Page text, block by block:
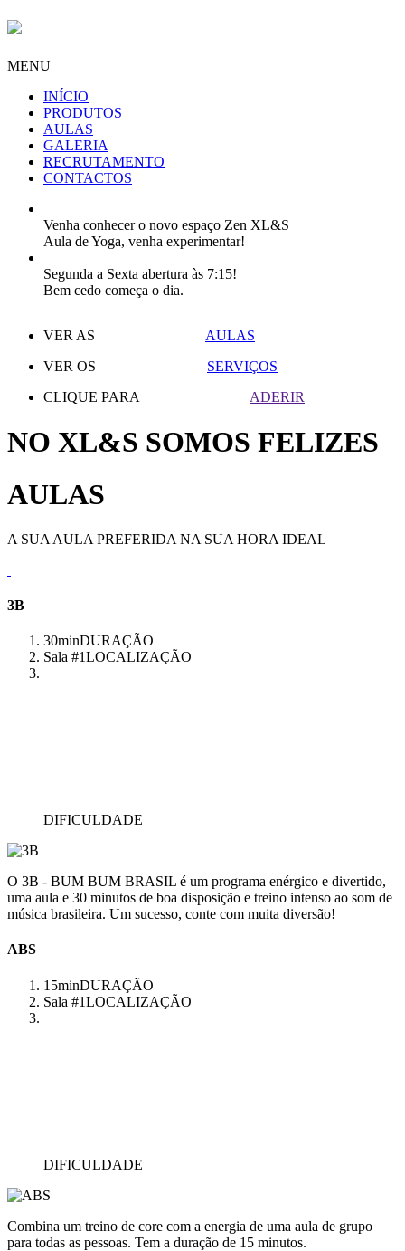
MENU
INÍCIO
PRODUTOS
AULAS
GALERIA
RECRUTAMENTO
CONTACTOS
Venha conhecer o novo espaço Zen XL&S
Aula de Yoga, venha experimentar!
Segunda a Sexta abertura às 7:15!
Bem cedo começa o dia.
VER AS
AULAS
VER OS
SERVIÇOS
CLIQUE PARA
ADERIR
NO XL&S SOMOS FELIZES
AULAS
A SUA AULA PREFERIDA NA SUA HORA IDEAL
3B
30minDURAÇÃO
Sala #1LOCALIZAÇÃO
DIFICULDADE
O 3B - BUM BUM BRASIL é um programa enérgico e divertido,
uma aula e 30 minutos de boa disposição e treino intenso ao som de
música brasileira. Um sucesso, conte com muita diversão!
ABS
15minDURAÇÃO
Sala #1LOCALIZAÇÃO
DIFICULDADE
Combina um treino de core com a energia de uma aula de grupo
para todas as pessoas. Tem a duração de 15 minutos.